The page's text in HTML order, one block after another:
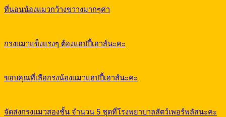
ที่นอนน้องแมวกว้างขวางมากๆค่า
กรงแมวแข็งแรงๆ ต้องแฮปปี้เฮาส์นะคะ
ขอบคุณที่เลือกรงน้องแมวแฮปปี้เฮาส์นะคะ
จัดส่งกรงแมวสองชั้น จำนวน 5 ชุดที่โรงพยาบาลสัตว์เพอร์พลัสนะคะ